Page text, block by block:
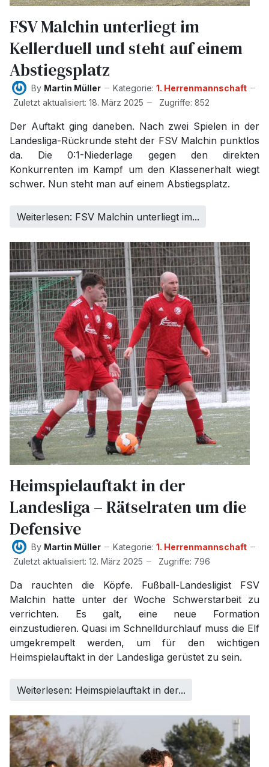
FSV Malchin unterliegt im
Kellerduell und steht auf einem
Abstiegsplatz
By Martin Müller Kategorie: 1. Herrenmannschaft
Zuletzt aktualisiert: 18. März 2025
Zugriffe: 852
Der Auftakt ging daneben. Nach zwei Spielen in der
Landesliga-Rückrunde steht der FSV Malchin punktlos
da. Die 0:1-Niederlage gegen den direkten
Konkurrenten im Kampf um den Klassenerhalt wiegt
schwer. Nun steht man auf einem Abstiegsplatz.
Weiterlesen: FSV Malchin unterliegt im...
Heimspielauftakt in der
Landesliga – Rätselraten um die
Defensive
By Martin Müller Kategorie: 1. Herrenmannschaft
Zuletzt aktualisiert: 12. März 2025
Zugriffe: 796
Da rauchten die Köpfe. Fußball-Landesligist FSV
Malchin hatte unter der Woche Schwerstarbeit zu
verrichten. Es galt, eine neue Formation
einzustudieren. Quasi im Schnelldurchlauf muss die Elf
umgekrempelt werden, um für den wichtigen
Heimspielauftakt in der Landesliga gerüstet zu sein.
Weiterlesen: Heimspielauftakt in der...